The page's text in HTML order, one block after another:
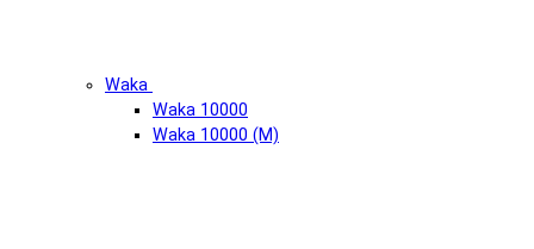
Waka
Waka 10000
Waka 10000 (М)